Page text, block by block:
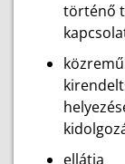
történő